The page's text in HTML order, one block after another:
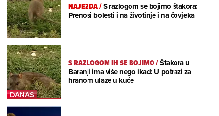
NAJEZDA/S razlogom se bojimo štakora:
Prenosi bolesti i na životinje i na čovjeka
S RAZLOGOM IH SE BOJIMO/Štakora u
Baranji ima više nego ikad: U potrazi za
hranom ulaze u kuće